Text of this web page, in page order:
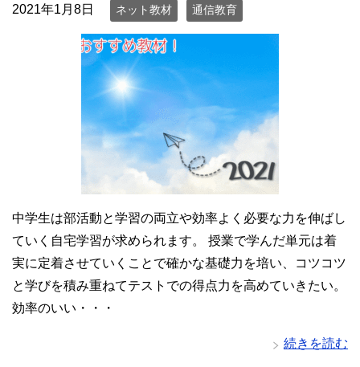
2021年1月8日 ネット教材 通信教育
中学生は部活動と学習の両立や効率よく必要な力を伸ばし
ていく自宅学習が求められます。 授業で学んだ単元は着
実に定着させていくことで確かな基礎力を培い、コツコツ
と学びを積み重ねてテストでの得点力を高めていきたい。
効率のいい・・・
続きを読む